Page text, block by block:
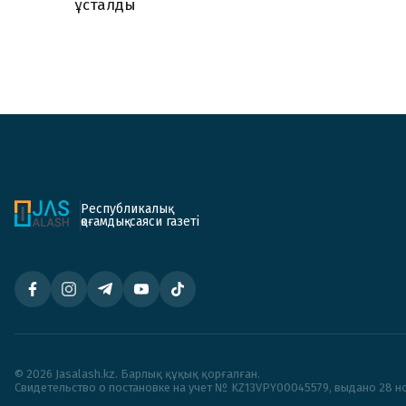
ұсталды
Республикалық
қоғамдық-саяси газеті
© 2026 Jasalash.kz. Барлық құқық қорғалған.
Cвидетельство о постановке на учет № KZ13VPY00045579, выдано 28